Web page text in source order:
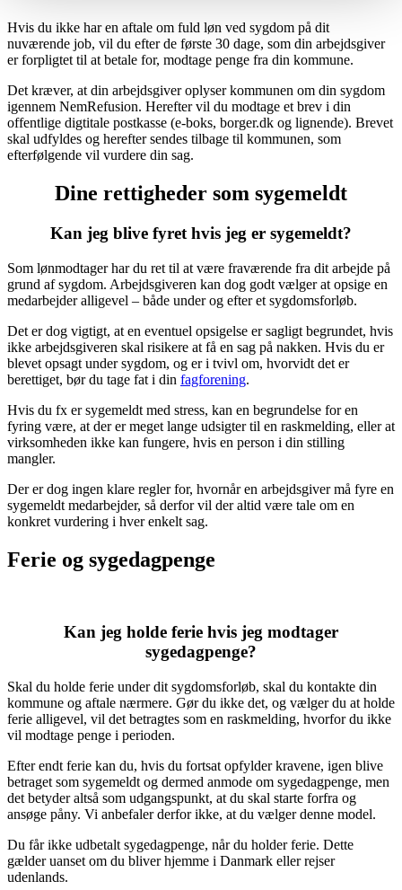
Hvis du ikke har en aftale om fuld løn ved sygdom på dit
nuværende job, vil du efter de første 30 dage, som din arbejdsgiver
er forpligtet til at betale for, modtage penge fra din kommune.
Det kræver, at din arbejdsgiver oplyser kommunen om din sygdom
igennem NemRefusion. Herefter vil du modtage et brev i din
offentlige digtitale postkasse (e-boks, borger.dk og lignende). Brevet
skal udfyldes og herefter sendes tilbage til kommunen, som
efterfølgende vil vurdere din sag.
Dine rettigheder som sygemeldt
Kan jeg blive fyret hvis jeg er sygemeldt?
Som lønmodtager har du ret til at være fraværende fra dit arbejde på
grund af sygdom. Arbejdsgiveren kan dog godt vælger at opsige en
medarbejder alligevel – både under og efter et sygdomsforløb.
Det er dog vigtigt, at en eventuel opsigelse er sagligt begrundet, hvis
ikke arbejdsgiveren skal risikere at få en sag på nakken. Hvis du er
blevet opsagt under sygdom, og er i tvivl om, hvorvidt det er
berettiget, bør du tage fat i din fagforening.
Hvis du fx er sygemeldt med stress, kan en begrundelse for en
fyring være, at der er meget lange udsigter til en raskmelding, eller at
virksomheden ikke kan fungere, hvis en person i din stilling
mangler.
Der er dog ingen klare regler for, hvornår en arbejdsgiver må fyre en
sygemeldt medarbejder, så derfor vil der altid være tale om en
konkret vurdering i hver enkelt sag.
Ferie og sygedagpenge
Kan jeg holde ferie hvis jeg modtager
sygedagpenge?
Skal du holde ferie under dit sygdomsforløb, skal du kontakte din
kommune og aftale nærmere. Gør du ikke det, og vælger du at holde
ferie alligevel, vil det betragtes som en raskmelding, hvorfor du ikke
vil modtage penge i perioden.
Efter endt ferie kan du, hvis du fortsat opfylder kravene, igen blive
betraget som sygemeldt og dermed anmode om sygedagpenge, men
det betyder altså som udgangspunkt, at du skal starte forfra og
ansøge påny. Vi anbefaler derfor ikke, at du vælger denne model.
Du får ikke udbetalt sygedagpenge, når du holder ferie. Dette
gælder uanset om du bliver hjemme i Danmark eller rejser
udenlands.